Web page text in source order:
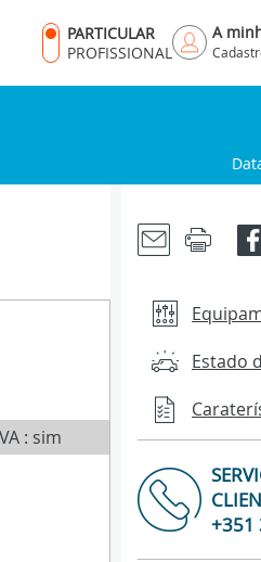
PARTICULAR
PROFISSIONAL
A
: sim
Estado
+351